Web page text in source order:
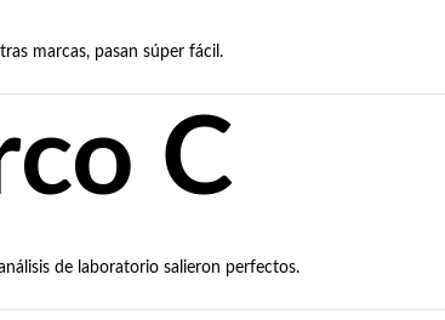
marcas, pasan súper fácil.
C
de laboratorio salieron perfectos.